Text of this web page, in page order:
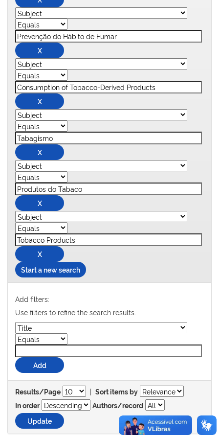
Start a new search
Add filters:
Use filters to refine the search results.
Results/Page | Sort items by
In order
Authors/record